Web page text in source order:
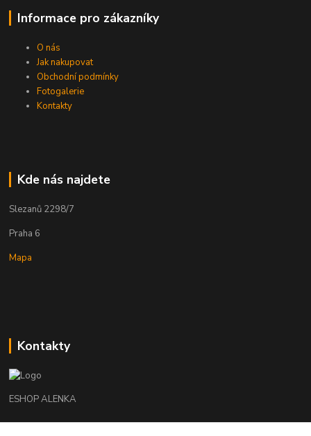
Informace pro zákazníky
O nás
Jak nakupovat
Obchodní podmínky
Fotogalerie
Kontakty
Kde nás najdete
Slezanů 2298/7
Praha 6
Mapa
Kontakty
ESHOP ALENKA